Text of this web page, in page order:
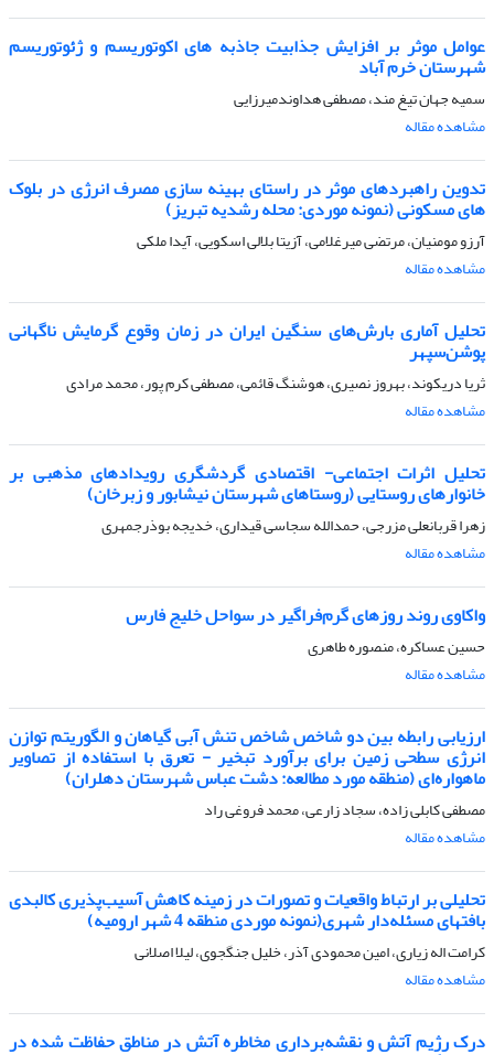
عوامل موثر بر افزایش جذابیت جاذبه های اکوتوریسم و ژئوتوریسم
شهرستان خرم آباد
سمیه جهان تیغ مند، مصطفی هداوندمیرزایی
مشاهده مقاله
تدوین راهبردهای موثر در راستای بهینه سازی مصرف انرژی در بلوک
های مسکونی (نمونه موردی: محله رشدیه تبریز)
آرزو مومنیان، مرتضی میرغلامی، آزیتا بلالی اسکویی، آیدا ملکی
مشاهده مقاله
تحلیل آماری بارش‌های سنگین ایران در زمان وقوع گرمایش ناگهانی
پوشن‌سپهر
ثریا دریکوند، بهروز نصیری، هوشنگ قائمی، مصطفی کرم پور، محمد مرادی
مشاهده مقاله
تحلیل اثرات اجتماعی- اقتصادی گردشگری رویدادهای مذهبی بر
خانوارهای روستایی (روستاهای شهرستان نیشابور و زبرخان)
زهرا قربانعلی مزرجی، حمدالله سجاسی قیداری، خدیجه بوذرجمهری
مشاهده مقاله
واکاوی روند روزهای گرم‌فراگیر در سواحل خلیج فارس
حسین عساکره، منصوره طاهری
مشاهده مقاله
ارزیابی رابطه بین دو شاخص شاخص تنش آبی گیاهان و الگوریتم توازن
انرژی سطحی زمین برای برآورد تبخیر - تعرق با استفاده از تصاویر
ماهواره‌ای (منطقه مورد مطالعه: دشت عباس شهرستان دهلران)
مصطفی کابلی زاده، سجاد زارعی، محمد فروغی راد
مشاهده مقاله
تحلیلی بر ارتباط واقعیات و تصورات در زمینه کاهش آسیب‌پذیری کالبدی
بافتهای مسئله‌دار شهری(نمونه موردی منطقه 4 شهر ارومیه)
کرامت اله زیاری، امین محمودی آذر، خلیل جنگجوی، لیلا اصلانی
مشاهده مقاله
درک رژیم آتش و نقشه‌برداری مخاطره آتش در مناطق حفاظت شده در